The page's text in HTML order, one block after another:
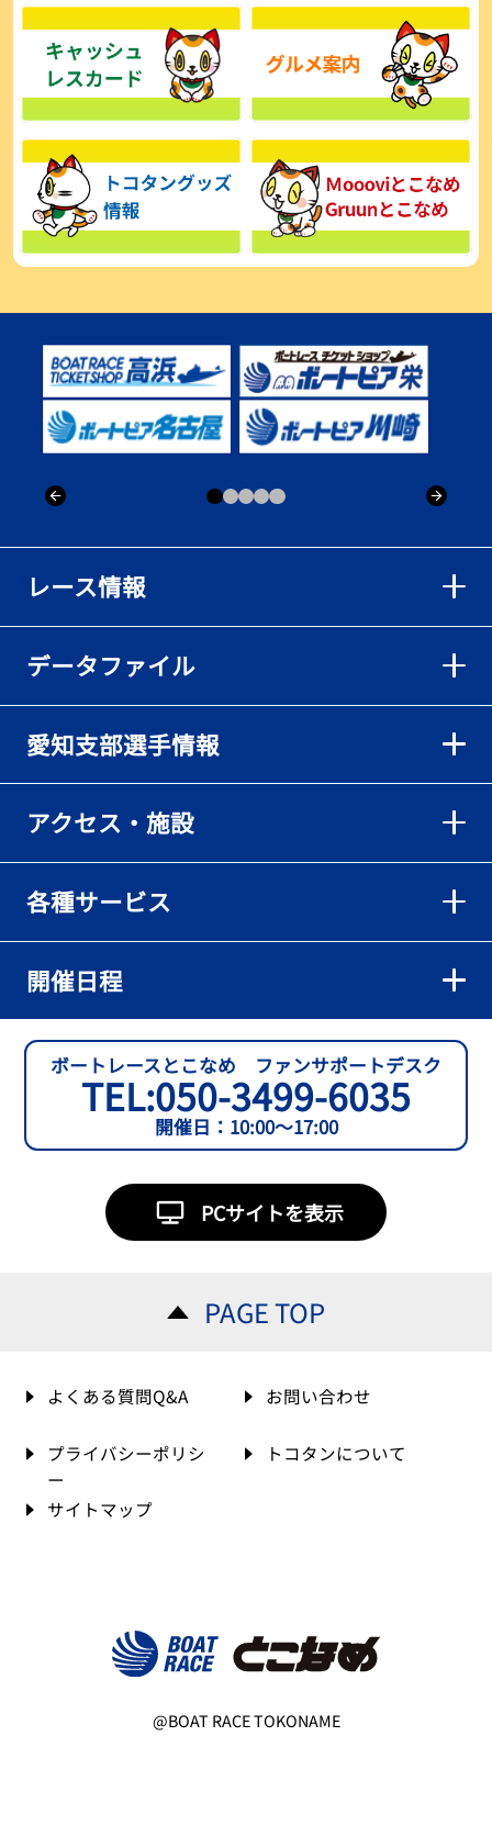
2026年08月03日
レース情報
データファイル
愛知支部選手情報
アクセス・施設
各種サービス
開催日程
ボートレースとこなめ ファンサポートデスク
TEL:050-3499-6035
開催日：10:00～17:00
PCサイトを表示
PAGE TOP
よくある質問Q&A お問い合わせ
プライバシーポリシ
ー
トコタンについて
サイトマップ
@BOAT RACE TOKONAME